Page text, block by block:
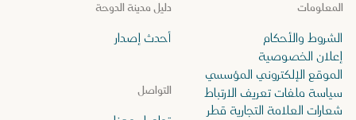
دليل مدينة الدوحة
أحدث إصدار
التواصل
المعلومات
الشروط والأحكام
إعلان الخصوصية
الموقع الإلكتروني المؤسسي
سياسة ملفات تعريف الارتباط
شعارات العلامة التجارية قطر